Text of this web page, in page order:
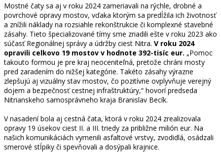
Mostné čaty sa aj v roku 2024 zameriavali na rýchle, drobné a
povrchové opravy mostov, vďaka ktorým sa predĺžila ich životnosť
a znížili náklady na rozsiahle rekonštrukcie či komplexné stavebné
zásahy. Tieto špecializované tímy sme zriadili ešte v roku 2023 ako
súčasť Regionálnej správy a údržby ciest Nitra. V roku 2024
opravili celkovo 19 mostov v hodnote 392-tisíc eur. „Pomoc
takouto formou je pre kraj neoceniteľná, pretože chráni mosty
pred zaradením do nižšej kategórie. Takéto zásahy výrazne
zlepšujú aj vizuálny stav mostov, čo pozitívne ovplyvňuje verejný
dojem a bezpečnosť cestnej infraštruktúry,“ hovorí predseda
Nitrianskeho samosprávneho kraja Branislav Becík.
V nasadení bola aj cestná čata, ktorá v roku 2024 zrealizovala
opravy 19 úsekov ciest II. a III. triedy za približne milión eur. Na
našich komunikáciách vymenili asfaltové vrstvy, zvodidlá, osádzali
smerové stĺpiky či spevňovali a dosýpali krajnice.